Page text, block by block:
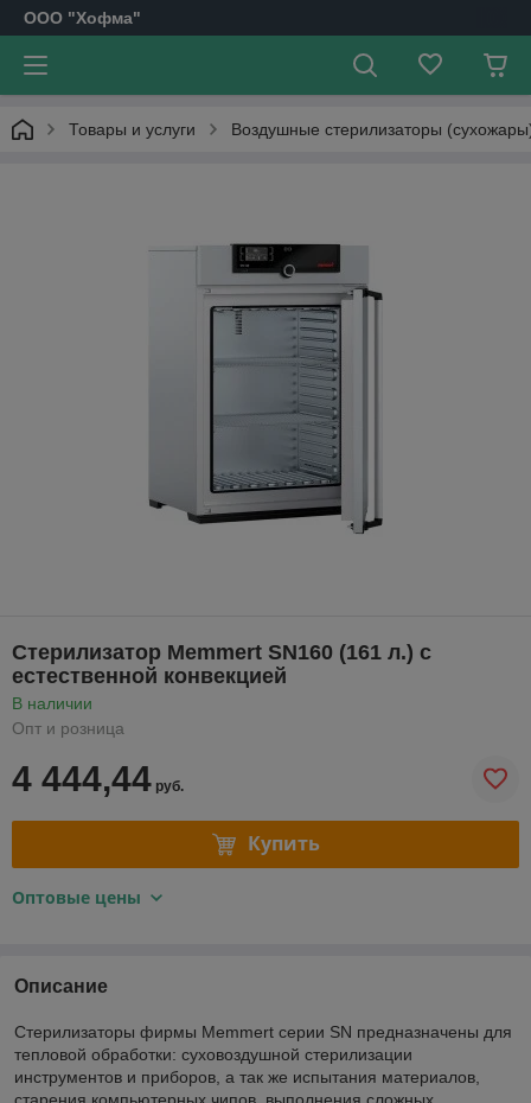
OOO "Хофма"
Товары и услуги Воздушные стерилизаторы
Стерилизатор Memmert SN160 (161 л.) с
естественной конвекцией
В наличии
Опт и розница
4 444,44 руб.
Купить
Оптовые цены
Описание
Стерилизаторы фирмы Memmert серии SN предназначены для
тепловой обработки: суховоздушной стерилизации
инструментов и приборов, а так же испытания материалов,
старения компьютерных чипов, выполнения сложных